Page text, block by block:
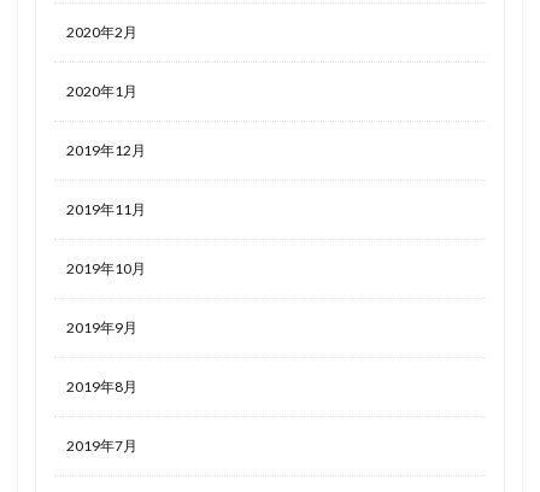
2020年2月
2020年1月
2019年12月
2019年11月
2019年10月
2019年9月
2019年8月
2019年7月